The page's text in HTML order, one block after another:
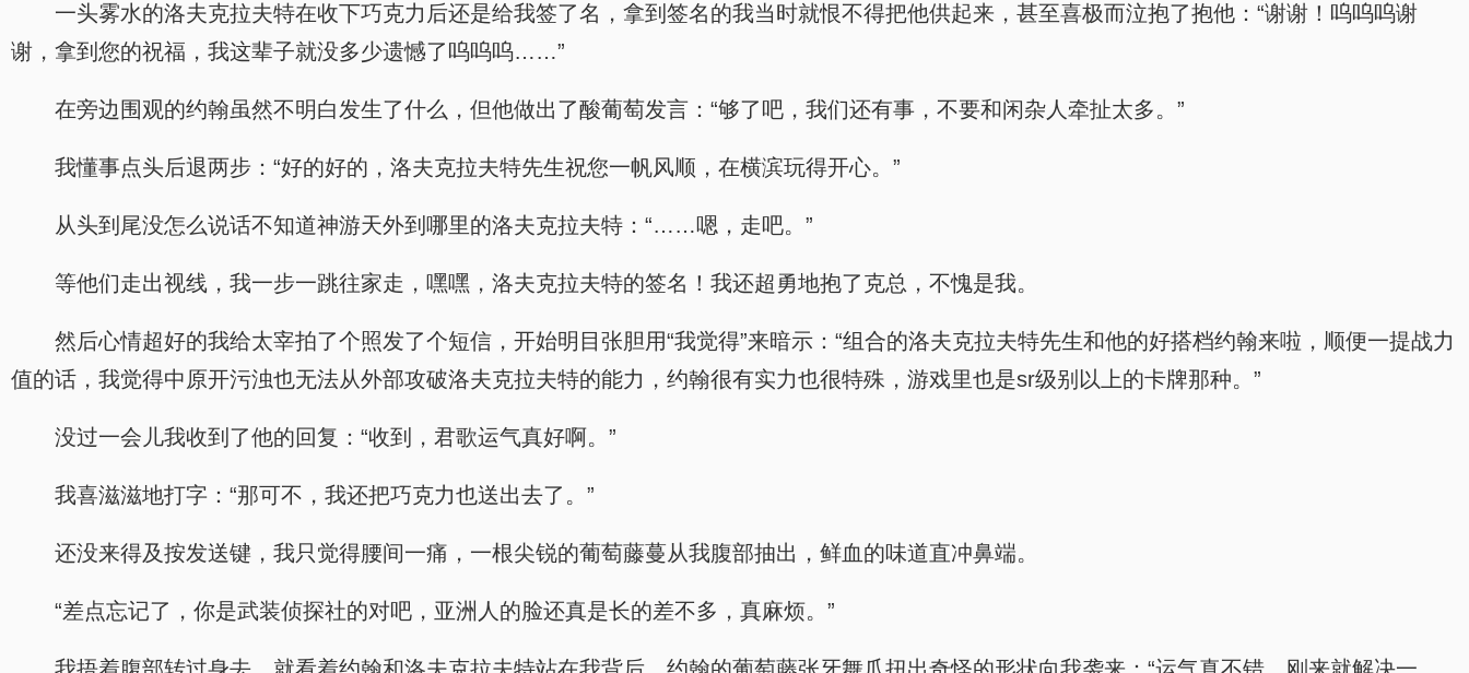
一头雾水的洛夫克拉夫特在收下巧克力后还是给我签了名，拿到签名的我当时就恨不得把他供起来，甚至喜极而泣抱了抱他：“谢谢！呜呜呜谢
谢，拿到您的祝福，我这辈子就没多少遗憾了呜呜呜……”
在旁边围观的约翰虽然不明白发生了什么，但他做出了酸葡萄发言：“够了吧，我们还有事，不要和闲杂人牵扯太多。”
我懂事点头后退两步：“好的好的，洛夫克拉夫特先生祝您一帆风顺，在横滨玩得开心。”
从头到尾没怎么说话不知道神游天外到哪里的洛夫克拉夫特：“……嗯，走吧。”
等他们走出视线，我一步一跳往家走，嘿嘿，洛夫克拉夫特的签名！我还超勇地抱了克总，不愧是我。
然后心情超好的我给太宰拍了个照发了个短信，开始明目张胆用“我觉得”来暗示：“组合的洛夫克拉夫特先生和他的好搭档约翰来啦，顺便一提战力
值的话，我觉得中原开污浊也无法从外部攻破洛夫克拉夫特的能力，约翰很有实力也很特殊，游戏里也是sr级别以上的卡牌那种。”
没过一会儿我收到了他的回复：“收到，君歌运气真好啊。”
我喜滋滋地打字：“那可不，我还把巧克力也送出去了。”
还没来得及按发送键，我只觉得腰间一痛，一根尖锐的葡萄藤蔓从我腹部抽出，鲜血的味道直冲鼻端。
“差点忘记了，你是武装侦探社的对吧，亚洲人的脸还真是长的差不多，真麻烦。”